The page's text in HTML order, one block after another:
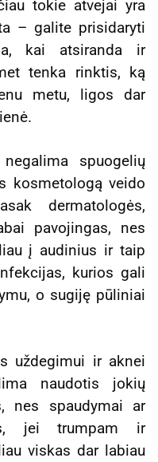
tokie atvejai yra
– galite prisidaryti
kai atsiranda ir
tenka rinktis, ką
metu, ligos dar
spuogelių
kosmetologą veido
dermatologės,
pavojingas, nes
į audinius ir taip
kurios gali
o sugiję pūliniai
uždegimui ir aknei
naudotis jokių
nes spaudymai ar
jei trumpam ir
viskas dar labiau